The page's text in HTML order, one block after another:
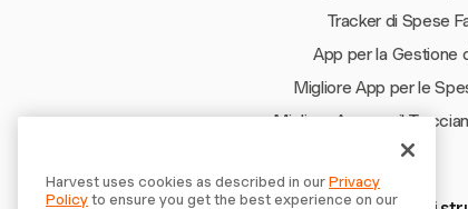
Tracker di Spese
App per la Gestione
Migliore App per le
Migliore App per il
Harvest uses cookies as described in ourPrivacy
Policyto ensure you get the best experience on our